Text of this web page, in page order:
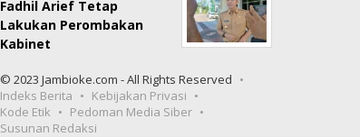
Fadhil Arief Tetap
Lakukan Perombakan
Kabinet
© 2023 Jambioke.com - All Rights Reserved
Indeks Berita
Kebijakan Privasi
Kode Etik
Pedoman Media Siber
Susunan Redaksi